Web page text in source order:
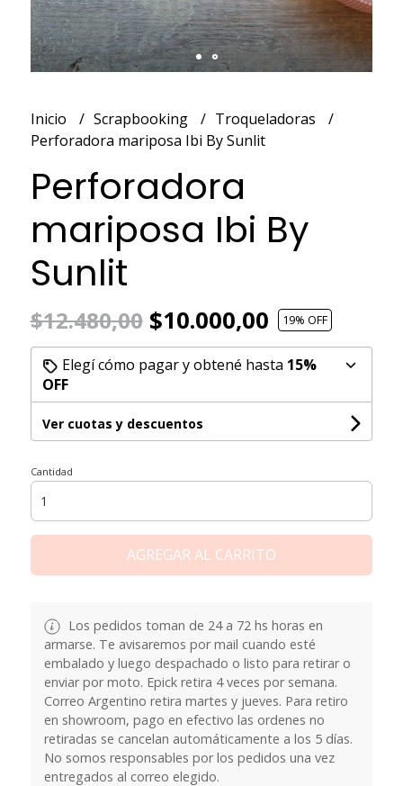
Inicio Scrapbooking
Troqueladoras
Perforadora mariposa Ibi By Sunlit
Perforadora
mariposa Ibi By
Sunlit
$12.480,00$10.000,00 19% OFF
Elegí cómo pagar y obtené hasta 15%
OFF
Ver cuotas y descuentos
Cantidad
AGREGAR AL CARRITO
Los pedidos toman de 24 a 72 hs horas en
armarse. Te avisaremos por mail cuando esté
embalado y luego despachado o listo para retirar o
enviar por moto. Epick retira 4 veces por semana.
Correo Argentino retira martes y jueves. Para retiro
en showroom, pago en efectivo las ordenes no
retiradas se cancelan automáticamente a los 5 días.
No somos responsables por los pedidos una vez
entregados al correo elegido.